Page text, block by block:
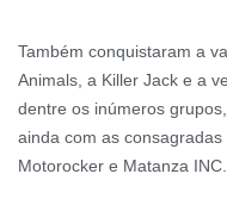
Também conquistaram a
Animals, a Killer Jack e a
dentre os inúmeros
ainda com as
Motorocker e Matanza INC.